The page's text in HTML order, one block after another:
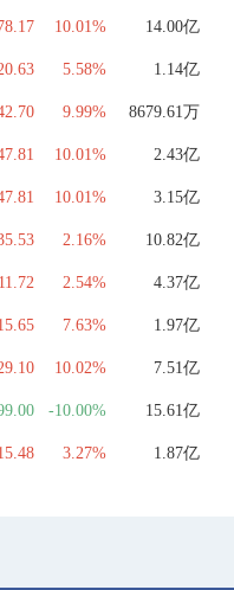
10.01% 14.00亿
5.58% 1.14亿
9.99% 8679.61万
10.01% 2.43亿
10.01% 3.15亿
2.16% 10.82亿
11.72 2.54% 4.37亿
7.63% 1.97亿
10.02% 7.51亿
-10.00% 15.61亿
3.27% 1.87亿